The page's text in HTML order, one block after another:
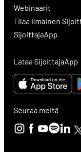
Webinaarit
Tilaa ilmainen
SijoittajaApp
Lataa SijoittajaApp
Seuraa meitä